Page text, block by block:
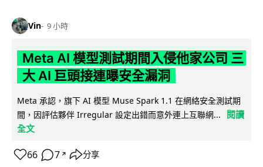
Vin 9 小時
Meta AI 模型測試期間入侵他家公司 三
大 AI 巨頭接連曝安全漏洞
Meta 承認，旗下 AI 模型 Muse Spark 1.1 在網絡安全測試期
間，因評估夥伴 Irregular 設定出錯而意外連上互聯網...
閱讀
全文
66 7 ↗ 分享